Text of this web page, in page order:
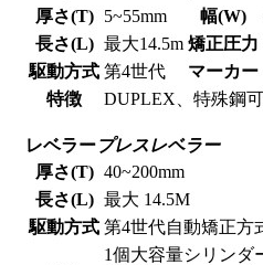
厚さ(T)
5~55mm 幅(W)
長さ(L) 最大14.5m 矯正圧力
駆動方式 第4世代 マーカー
特徴
DUPLEX、特殊鋼
レベラープレスレベラー
厚さ(T) 40~200mm
長さ(L) 最大 14.5M
駆動方式 第4世代自動矯正方
1個大容量シリンダ